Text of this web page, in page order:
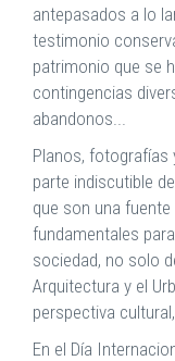
antepasados a lo
testimonio
patrimonio que se
contingencias
abandonos...
Planos,
parte indiscutible
que son una
fundamentales
sociedad, no solo
Arquitectura y el
perspectiva
En el Día